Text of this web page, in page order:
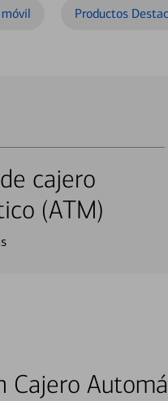
Productos
cajero
(ATM)
Cajero